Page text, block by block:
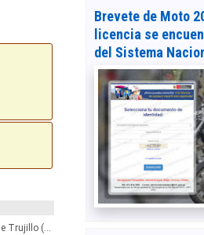
Resultados UNT 2019-1 (Sábado 22 Septiembre)UNITRU - Lista Ingresantes Grupo A - Universidad Nacional de Trujillo (Valle Jequetepeque - Huamachuco - Santiago de Chuco - Otuzco - Virú) www.admisionunt.info | www.unitru.edu.pe
Brevete de Moto
licencia se
del Sistema